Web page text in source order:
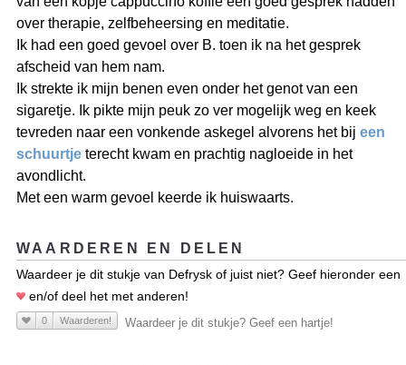
over therapie, zelfbeheersing en meditatie.
Ik had een goed gevoel over B. toen ik na het gesprek
afscheid van hem nam.
Ik strekte ik mijn benen even onder het genot van een
sigaretje. Ik pikte mijn peuk zo ver mogelijk weg en keek
tevreden naar een vonkende askegel alvorens het bij een
schuurtje terecht kwam en prachtig nagloeide in het
avondlicht.
Met een warm gevoel keerde ik huiswaarts.
WAARDEREN EN DELEN
Waardeer je dit stukje van Defrysk of juist niet? Geef hieronder een
en/of deel het met anderen!
0 Waarderen! Waardeer je dit stukje? Geef een hartje!